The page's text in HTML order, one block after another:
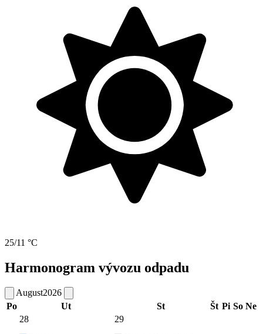
25/11 °C
Harmonogram vývozu odpadu
August2026
Po
Ut St Št Pi So Ne
28
29